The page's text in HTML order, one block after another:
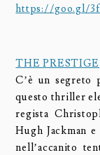
https://goo.gl/
THE PRESTIGE
C’è un segreto
questo thriller
regista
Hugh Jackman
nell’accanito